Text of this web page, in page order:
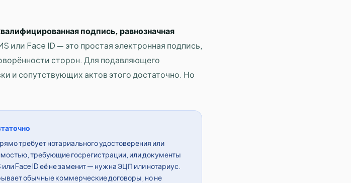
подпись, равнозначная
или Face ID — это простая электронная подпись,
сторон. Для подавляющего
и сопутствующих актов этого достаточно. Но
требует нотариального удостоверения или
требующие госрегистрации, или документы
Face ID её не заменит — нужна ЭЦП или нотариус.
обычные коммерческие договоры, но не